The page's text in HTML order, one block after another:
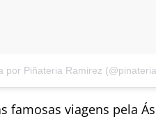
por Piñateria Ramirez
famosas viagens pela